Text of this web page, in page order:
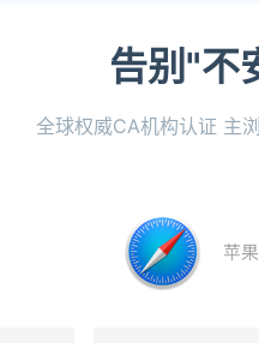
告别"不
全球权威CA机构认证 主